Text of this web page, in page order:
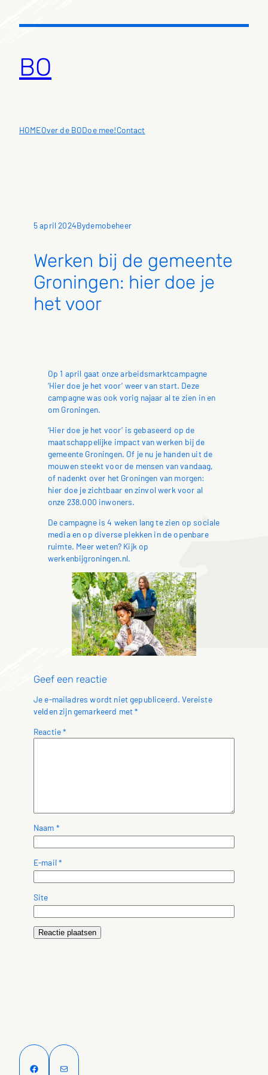
naar
BO
HOMEOver de BODoe mee!Contact
5 april 2024Bydemobeheer
Werken bij de gemeente
Groningen: hier doe je
het voor
Op 1 april gaat onze arbeidsmarktcampagne
‘Hier doe je het voor’ weer van start. Deze
campagne was ook vorig najaar al te zien in en
om Groningen.
‘Hier doe je het voor’ is gebaseerd op de
maatschappelijke impact van werken bij de
gemeente Groningen. Of je nu je handen uit de
mouwen steekt voor de mensen van vandaag,
of nadenkt over het Groningen van morgen:
hier doe je zichtbaar en zinvol werk voor al
onze 238.000 inwoners.
De campagne is 4 weken lang te zien op sociale
media en op diverse plekken in de openbare
ruimte. Meer weten? Kijk op
werkenbijgroningen.nl.
Geef een reactie
Je e-mailadres wordt niet gepubliceerd. Vereiste
velden zijn gemarkeerd met*
Reactie*
Naam *
E-mail*
Site
Facebook E-mail